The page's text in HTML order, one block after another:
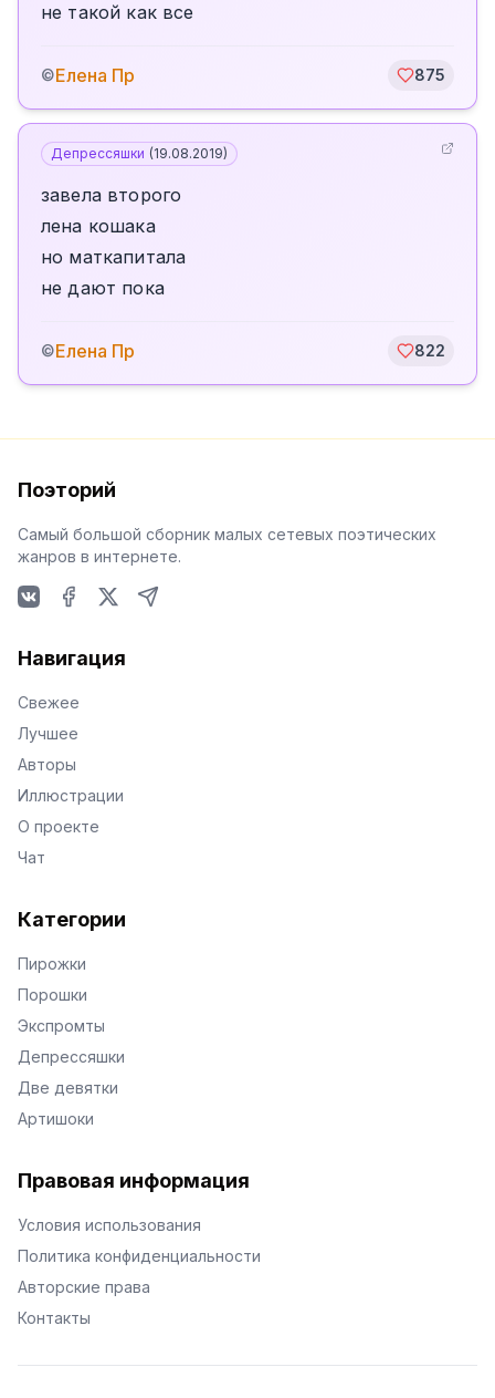
не такой как все
©Елена Пр 875
Депрессяшки (19.08.2019)
завела второго
лена кошака
но маткапитала
не дают пока
©Елена Пр 822
Поэторий
Самый большой сборник малых сетевых поэтических
жанров в интернете.
Навигация
Свежее
Лучшее
Авторы
Иллюстрации
О проекте
Чат
Категории
Пирожки
Порошки
Экспромты
Депрессяшки
Две девятки
Артишоки
Правовая информация
Условия использования
Политика конфиденциальности
Авторские права
Контакты